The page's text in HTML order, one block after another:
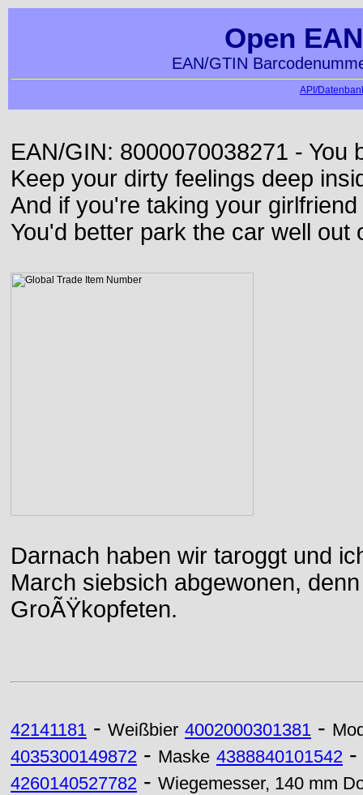
Open
EAN/GTIN
API/
EAN/GIN: 8000070038271 - You
Keep your dirty feelings deep
And if you're taking your
You'd better park the car well out
Darnach haben wir taroggt und
March siebsich abgewonen,
GroÃŸkopfeten.
42141181 - Weißbier 4002000301381 -
4035300149872 - Maske 4388840101542 -
4260140527782 - Wiegemesser, 140 mm